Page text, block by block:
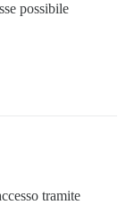
possibile
tramite